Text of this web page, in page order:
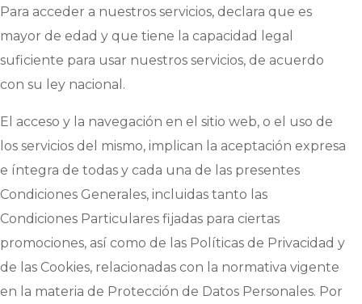
Para acceder a nuestros servicios, declara que es
mayor de edad y que tiene la capacidad legal
suficiente para usar nuestros servicios, de acuerdo
con su ley nacional.
El acceso y la navegación en el sitio web, o el uso de
los servicios del mismo, implican la aceptación expresa
e íntegra de todas y cada una de las presentes
Condiciones Generales, incluidas tanto las
Condiciones Particulares fijadas para ciertas
promociones, así como de las Políticas de Privacidad y
de las Cookies, relacionadas con la normativa vigente
en la materia de Protección de Datos Personales. Por